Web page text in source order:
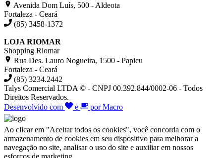
Avenida Dom Luís, 500 - Aldeota
Fortaleza - Ceará
(85) 3458-1372
LOJA RIOMAR
Shopping Riomar
Rua Des. Lauro Nogueira, 1500 - Papicu
Fortaleza - Ceará
(85) 3234.2442
Talys Comercial LTDA © - CNPJ 00.392.844/0002-06 - Todos
Direitos Reservados.
Desenvolvido com
e por Macro
Ao clicar em "Aceitar todos os cookies", você concorda com o
armazenamento de cookies em seu dispositivo para melhorar a
navegação no site, analisar o uso do site e auxiliar em nossos
esforços de marketing.